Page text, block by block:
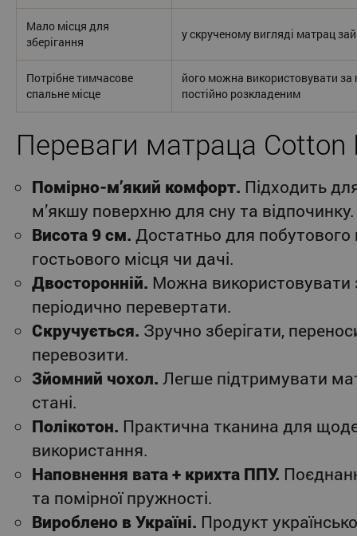
Мало місця для
зберігання
у скрученому вигляді матрац
Потрібне тимчасове
спальне місце
його можна використовувати за
постійно розкладеним
Переваги матраца Cotton
Помірно-м’який комфорт. Підходить
м’якшу поверхню для сну та відпочинку.
Висота 9 см. Достатньо для побутового
гостьового місця чи дачі.
Двосторонній. Можна використовувати
періодично перевертати.
Скручується. Зручно зберігати,
перевозити.
Зйомний чохол. Легше підтримувати
стані.
Полікотон. Практична тканина для
використання.
Наповнення вата + крихта ППУ.
та помірної пружності.
Вироблено в Україні. Продукт